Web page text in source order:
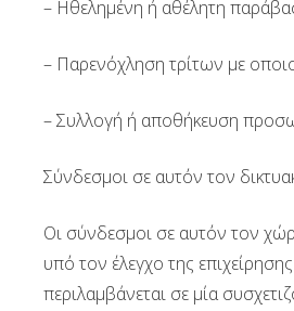
– Ηθελημένη ή αθέλητη
– Παρενόχληση τρίτων με
– Συλλογή ή αποθήκευση
Σύνδεσμοι σε αυτόν τον
Οι σύνδεσμοι σε αυτόν τον
υπό τον έλεγχο της
περιλαμβάνεται σε μία